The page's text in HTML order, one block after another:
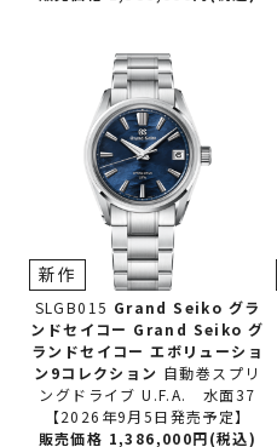
SLGB015 Grand Seiko グラ
ンドセイコー Grand Seiko グ
ランドセイコー エボリューショ
ン9コレクション 自動巻スプリ
ングドライブ U.F.A. 水面37
【2026年9月5日発売予定】
新作
販売価格 1,386,000円(税込)